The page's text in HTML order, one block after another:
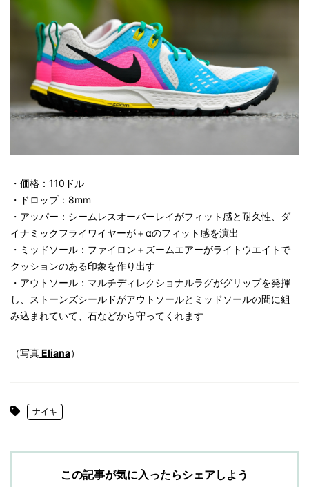
・価格：110ドル
・ドロップ：8mm
・アッパー：シームレスオーバーレイがフィット感と耐久性、ダ
イナミックフライワイヤーが＋αのフィット感を演出
・ミッドソール：ファイロン＋ズームエアーがライトウエイトで
クッションのある印象を作り出す
・アウトソール：マルチディレクショナルラグがグリップを発揮
し、ストーンズシールドがアウトソールとミッドソールの間に組
み込まれていて、石などから守ってくれます
（写真Eliana）
ナイキ
この記事が気に入ったらシェアしよう